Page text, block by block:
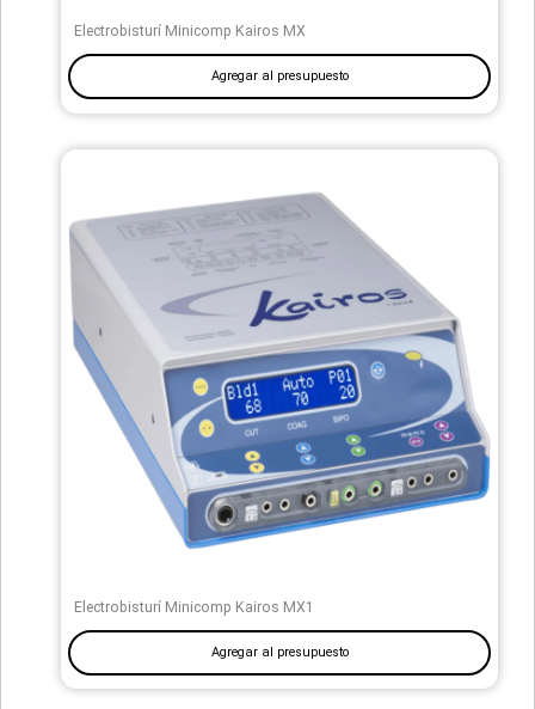
Electrobisturí Minicomp Kairos MX
Agregar al presupuesto
Electrobisturí Minicomp Kairos MX1
Agregar al presupuesto